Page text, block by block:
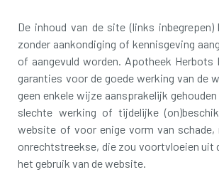
De inhoud van de site (links
zonder aankondiging of kennisgeving
of aangevuld worden. Apotheek Herbots
garanties voor de goede werking van de
geen enkele wijze aansprakelijk
slechte werking of tijdelijke
website of voor enige vorm van
onrechtstreekse, die zou voortvloeien uit
het gebruik van de website.